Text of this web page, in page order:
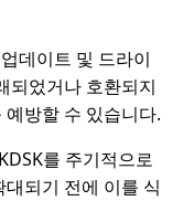
데이트 및 드라이
되었거나 호환되지
방할 수 있습니다.
를 주기적으로
되기 전에 이를 식